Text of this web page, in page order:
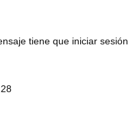
tiene que iniciar sesión